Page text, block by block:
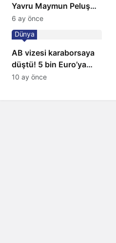
Yavru Maymun Peluş
Oyuncağını Anne Bildi
6 ay önce
AB vizesi karaborsaya
düştü! 5 bin Euro’ya
varan fiyatlarla
Dünya
10 ay önce